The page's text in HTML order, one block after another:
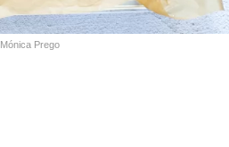
Mónica Prego